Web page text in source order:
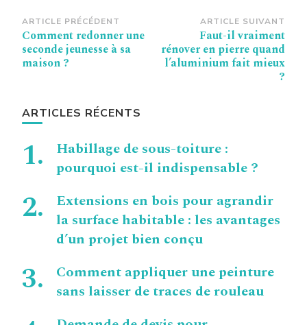
Navigation
d’article
ARTICLE PRÉCÉDENT
Comment redonner une
seconde jeunesse à sa
maison ?
ARTICLE SUIVANT
Faut-il vraiment
rénover en pierre quand
l’aluminium fait mieux
?
ARTICLES RÉCENTS
Habillage de sous-toiture :
pourquoi est-il indispensable ?
Extensions en bois pour agrandir
la surface habitable : les avantages
d’un projet bien conçu
Comment appliquer une peinture
sans laisser de traces de rouleau